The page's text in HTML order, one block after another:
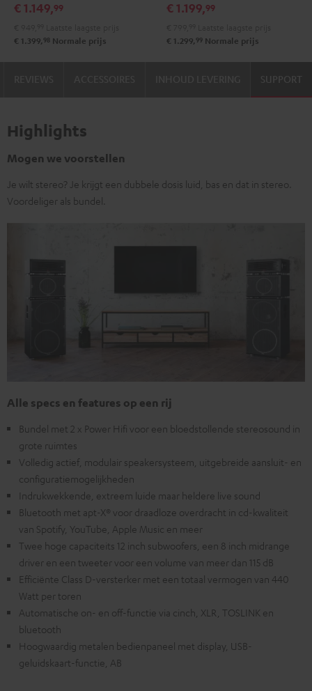
Zwart
€ 1.149,99
€ 1.399, 98 Normale prijs
€ 1.199,99
€ 1.299, 99 Normale prijs
SUPPORT
Highlights
Mogen we voorstellen
Je wilt stereo? Je krijgt een dubbele dosis luid, bas en dat in stereo.
Voordeliger als bundel.
Alle specs en features op een rij
Bundel met 2 x Power Hifi voor een bloedstollende stereosound in
grote ruimtes
Volledig actief, modulair speakersysteem, uitgebreide aansluit- en
configuratiemogelijkheden
Indrukwekkende, extreem luide maar heldere live sound
Bluetooth met apt-X® voor draadloze overdracht in cd-kwaliteit
van Spotify, YouTube, Apple Music en meer
Twee hoge capaciteits 12 inch subwoofers, een 8 inch midrange
driver en een tweeter voor een volume van meer dan 115 dB
Efficiënte Class D-versterker met een totaal vermogen van 440
Watt per toren
Automatische on- en off-functie via cinch, XLR, TOSLINK en
bluetooth
Hoogwaardig metalen bedienpaneel met display, USB-
geluidskaart-functie, AB